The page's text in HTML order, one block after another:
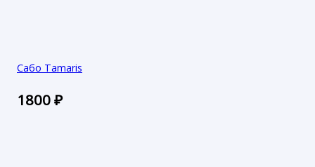
Сабо Tamaris
1800₽